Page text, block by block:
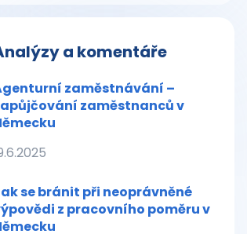
a komentáře
zaměstnávání –
zaměstnanců v
se bránit při neoprávněné
z pracovního poměru v